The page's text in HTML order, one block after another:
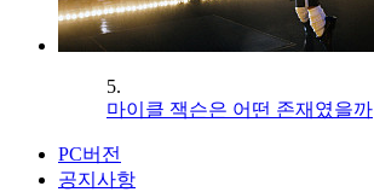
5.
마이클 잭슨은 어떤 존재였을까
PC버전
공지사항